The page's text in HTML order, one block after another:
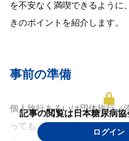
を不安なく満喫できるように
きのポイントを紹介します。
事前の準備
個人旅行あるいは団体旅行（
っても、準備が異なります。
記事の閲覧は日本糖尿病
ログイン